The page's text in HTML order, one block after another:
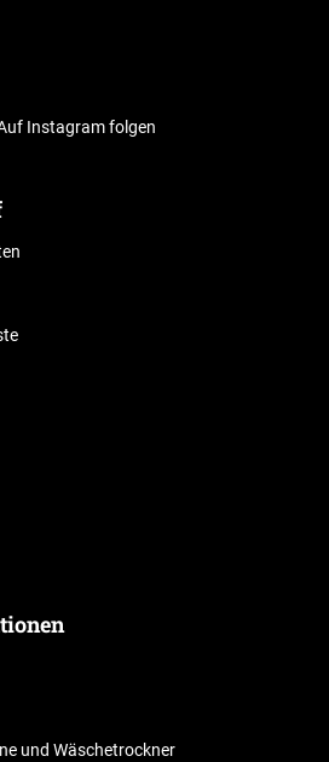
Instagram folgen
und Wäschetrockner